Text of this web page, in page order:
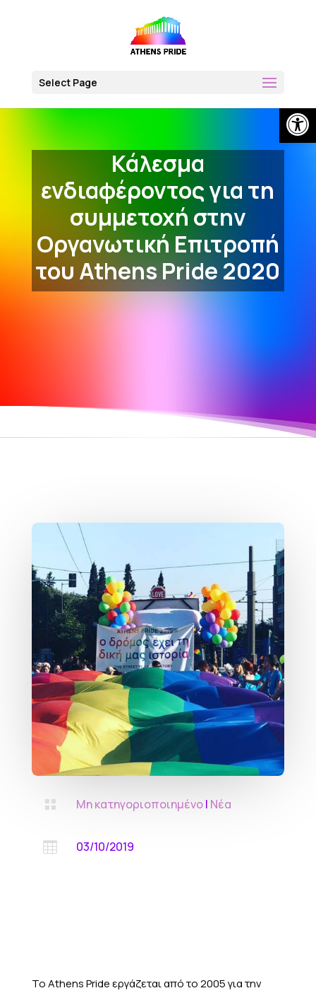
Select Page
Κάλεσμα
ενδιαφέροντος για τη
συμμετοχή στην
Οργανωτική Επιτροπή
του Athens Pride 2020
 Μη κατηγοριοποιημένο| Νέα
 03/10/2019
Το Athens Pride εργάζεται από το 2005 για την